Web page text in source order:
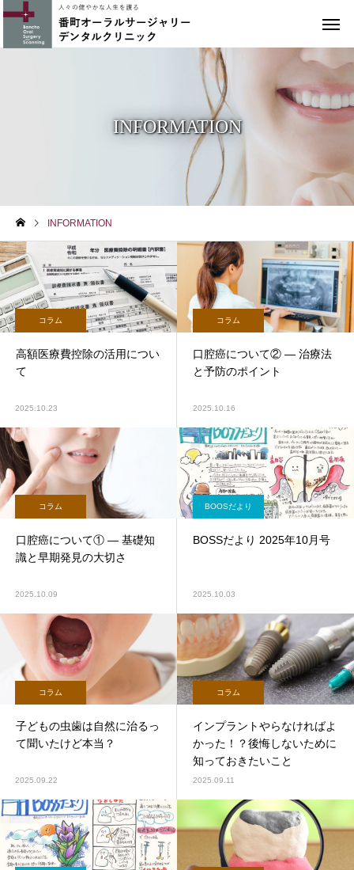
INFORMATION
INFORMATION
コラム
高額医療費控除の活用につい
て
2025.10.23
コラム
口腔癌について② ― 治療法
と予防のポイント
2025.10.16
コラム
口腔癌について① ― 基礎知
識と早期発見の大切さ
2025.10.09
BOOSだより
BOSSだより 2025年10月号
2025.10.03
コラム
子どもの虫歯は自然に治るっ
て聞いたけど本当？
2025.09.22
コラム
インプラントやらなければよ
かった！？後悔しないために
知っておきたいこと
2025.09.11